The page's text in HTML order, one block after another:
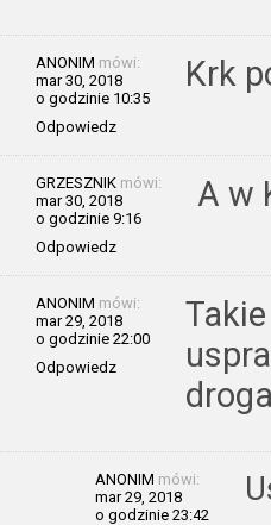
ANONIM mówi:
mar 30, 2018
o godzinie 10:35
Odpowiedz
Krk
GRZESZNIK mówi:
mar 30, 2018
o godzinie 9:16
Odpowiedz
A w
ANONIM mówi:
mar 29, 2018
o godzinie 22:00
Odpowiedz
ANONIM mówi:
mar 29, 2018
o godzinie 23:42